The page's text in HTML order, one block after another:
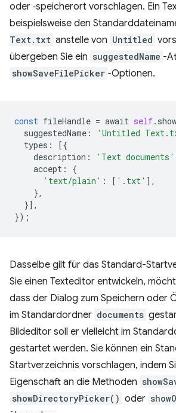
oder ‑speicherort vorschlagen. Ein
beispielsweise den
Text.txt anstelle von Untitled
übergeben Sie ein suggestedName -
showSaveFilePicker -Optionen.
const fileHandle = await self.
suggestedName : 'Untitled
types :
[{
description : 'Text documents'
accept :
{
'text/plain' : [ '.txt' ],
},
}],
});
Dasselbe gilt für das Standard-
Sie einen Texteditor entwickeln,
dass der Dialog zum Speichern oder
im Standardordner documents
Bildeditor soll er vielleicht im
gestartet werden. Sie können ein
Startverzeichnis vorschlagen, indem
Eigenschaft an die Methoden
showDirectoryPicker() oder